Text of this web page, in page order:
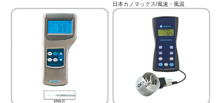
日本カノマックス/風速・風温